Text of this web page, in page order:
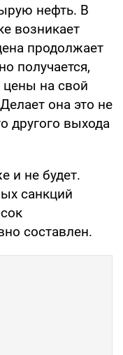
нефть. В
возникает
продолжает
получается,
цены на свой
она это не
другого выхода
и не будет.
санкций
составлен.